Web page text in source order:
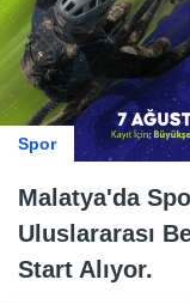
Spor
Malatya'da
Uluslararası
Start Alıyor.